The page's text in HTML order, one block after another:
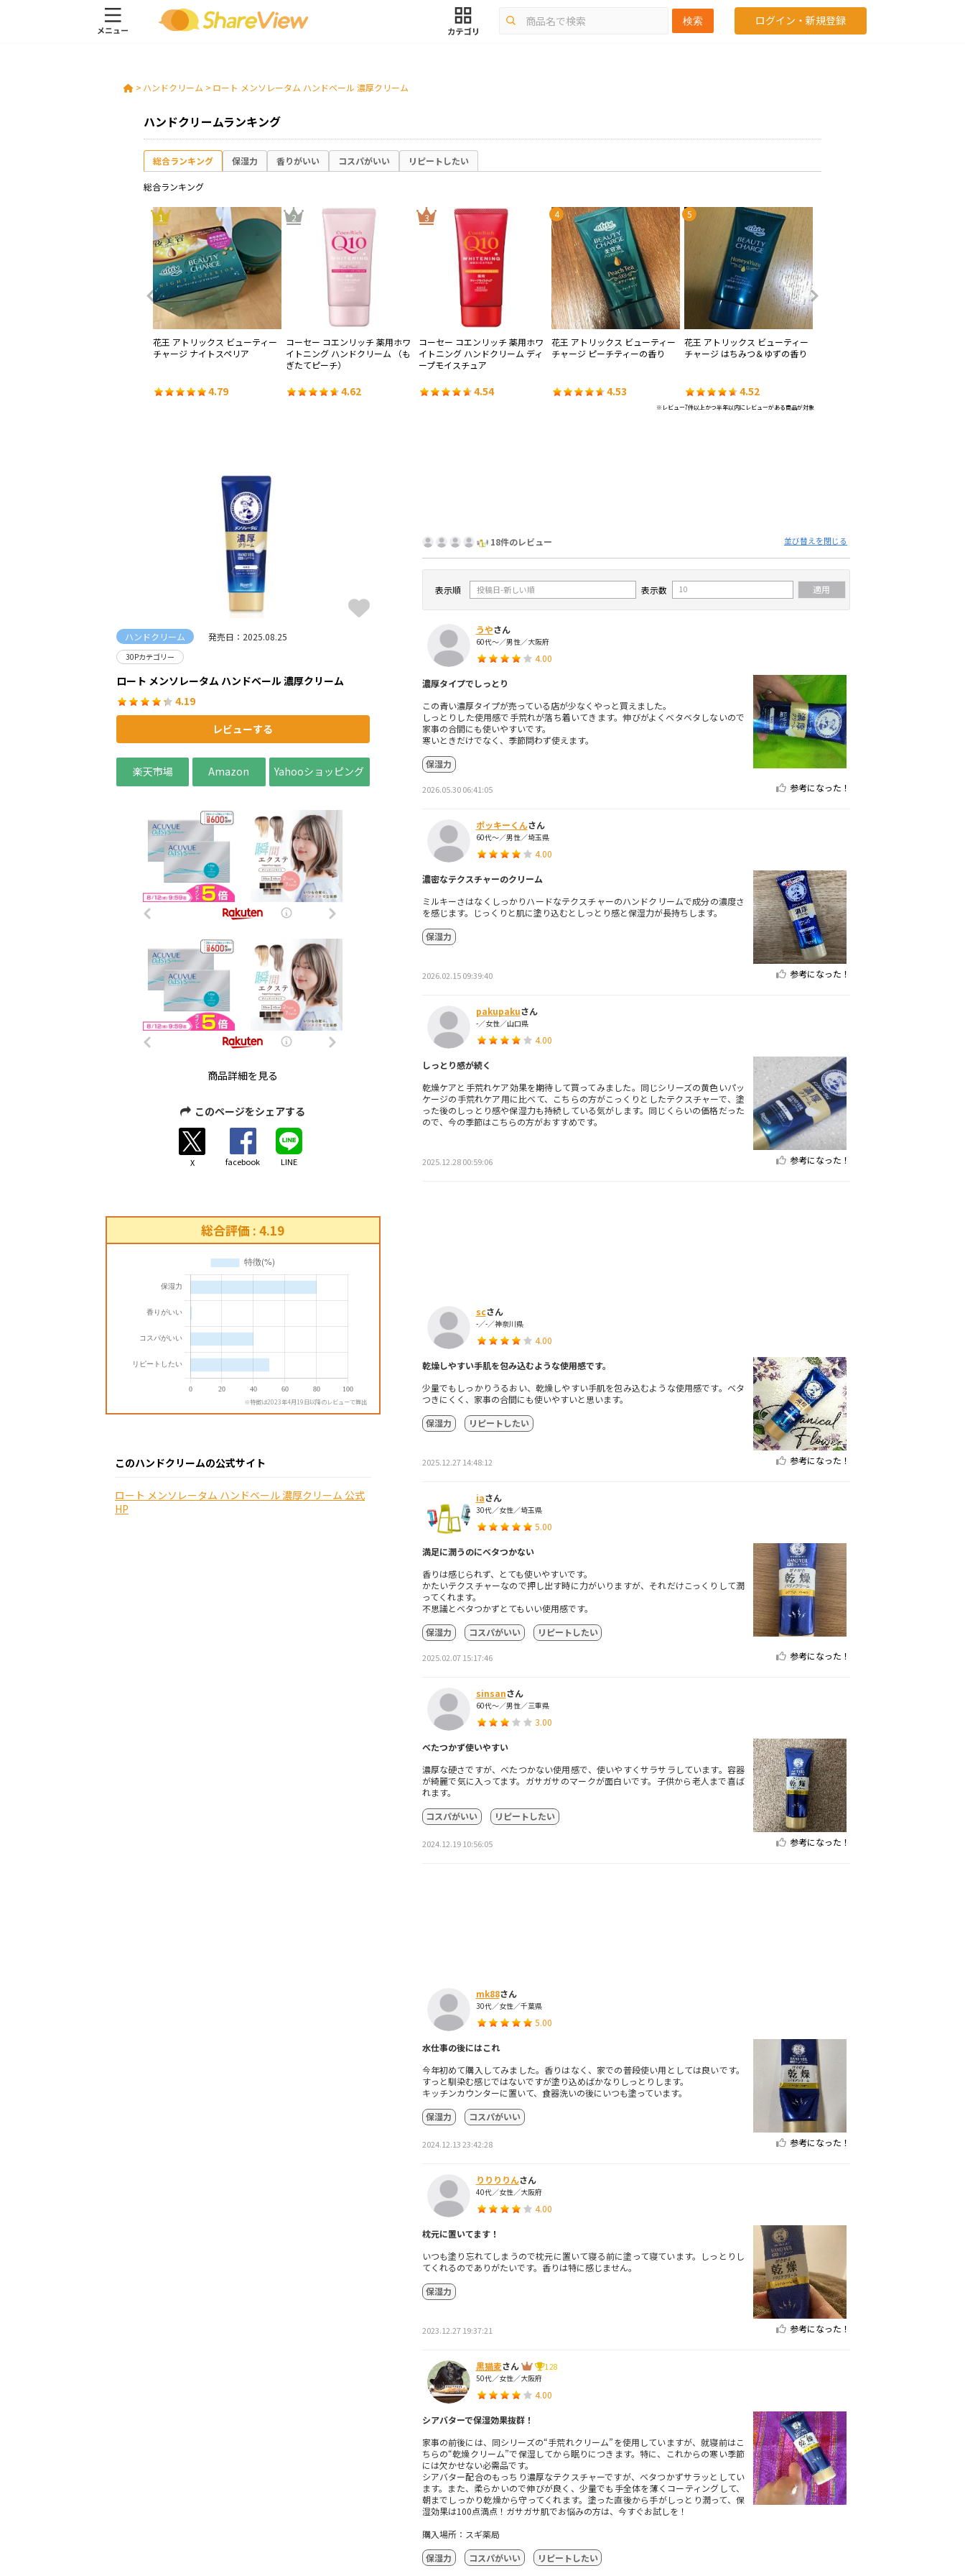
検索 ログイン・新規登録
> ハンドクリーム > ロート メンソレータム ハンドベール 濃厚クリーム
ハンドクリームランキング
総合ランキング 保湿力 香りがいい コスパがいい リピートしたい
総合ランキング
1
花王 アトリックス ビューティー
チャージ ナイトスペリア
4.79
2
コーセー コエンリッチ 薬用ホワ
イトニング ハンドクリーム （も
ぎたてピーチ）
4.62
3
コーセー コエンリッチ 薬用ホワ
イトニング ハンドクリーム ディ
ープモイスチュア
4.54
4
花王 アトリックス ビューティー
チャージ ピーチティーの香り
4.53
5
花王 アトリックス ビューティー
チャージ はちみつ＆ゆずの香り
4.52
※レビュー7件以上かつ半年以内にレビューがある商品が対象
ハンドクリーム 発売日：2025.08.25
30Pカテゴリー
ロート メンソレータム ハンドベール 濃厚クリーム
4.19
レビューする
楽天市場 Amazon Yahooショッピング
商品詳細を見る
18件のレビュー 並び替えを閉じる
表示順 表示数
うやさん
60代～／男性／大阪府
4.00
濃厚タイプでしっとり
この青い濃厚タイプが売っている店が少なくやっと買えました。
しっとりした使用感で手荒れが落ち着いてきます。伸びがよくベタベタしないので
家事の合間にも使いやすいです。
寒いときだけでなく、季節問わず使えます。
保湿力
2026.05.30 06:41:05 参考になった！
ポッキーくんさん
60代～／男性／埼玉県
4.00
濃密なテクスチャーのクリーム
ミルキーさはなくしっかりハードなテクスチャーのハンドクリームで成分の濃度さ
を感じます。じっくりと肌に塗り込むとしっとり感と保湿力が長持ちします。
保湿力
2026.02.15 09:39:40 参考になった！
pakupakuさん
-／女性／山口県
4.00
しっとり感が続く
乾燥ケアと手荒れケア効果を期待して買ってみました。同じシリーズの黄色いパッ
ケージの手荒れケア用に比べて、こちらの方がこっくりとしたテクスチャーで、塗
った後のしっとり感や保湿力も持続している気がします。同じくらいの価格だった
ので、今の季節はこちらの方がおすすめです。
2025.12.28 00:59:06 参考になった！
scさん
-／-／神奈川県
4.00
乾燥しやすい手肌を包み込むような使用感です。
少量でもしっかりうるおい、乾燥しやすい手肌を包み込むような使用感です。ベタ
つきにくく、家事の合間にも使いやすいと思います。
保湿力
リピートしたい
2025.12.27 14:48:12 参考になった！
iaさん
30代／女性／埼玉県
5.00
満足に潤うのにベタつかない
香りは感じられず、とても使いやすいです。
かたいテクスチャーなので押し出す時に力がいりますが、それだけこっくりして潤
ってくれます。
不思議とベタつかずとてもいい使用感です。
保湿力
コスパがいい リピートしたい
2025.02.07 15:17:46 参考になった！
sinsanさん
60代～／男性／三重県
3.00
べたつかず使いやすい
濃厚な硬さですが、べたつかない使用感で、使いやすくサラサラしています。容器
が綺麗で気に入ってます。ガサガサのマークが面白いです。子供から老人まで喜ば
れます。
コスパがいい
リピートしたい
2024.12.19 10:56:05 参考になった！
mk88さん
30代／女性／千葉県
5.00
水仕事の後にはこれ
今年初めて購入してみました。香りはなく、家での普段使い用としては良いです。
すっと馴染む感じではないですが塗り込めばかなりしっとりします。
キッチンカウンターに置いて、食器洗いの後にいつも塗っています。
保湿力
コスパがいい
2024.12.13 23:42:28 参考になった！
りりりりんさん
40代／女性／大阪府
4.00
枕元に置いてます！
いつも塗り忘れてしまうので枕元に置いて寝る前に塗って寝ています。しっとりし
てくれるのでありがたいです。香りは特に感じません。
保湿力
2023.12.27 19:37:21 参考になった！
黒猫麦さん
128
50代／女性／大阪府
4.00
シアバターで保湿効果抜群！
家事の前後には、同シリーズの“手荒れクリーム”を使用していますが、就寝前はこ
ちらの“乾燥クリーム”で保湿してから眠りにつきます。特に、これからの寒い季節
には欠かせない必需品です。
シアバター配合のもっちり濃厚なテクスチャーですが、ベタつかずサラッとしてい
ます。また、柔らかいので伸びが良く、少量でも手全体を薄くコーティングして、
朝までしっかり乾燥から守ってくれます。塗った直後から手がしっとり潤って、保
湿効果は100点満点！ガサガサ肌でお悩みの方は、今すぐお試しを！
購入場所：スギ薬局
保湿力
コスパがいい
リピートしたい
このページをシェアする
X facebook LINE
総合評価 : 4.19
※特徴は2023年4月19日以降のレビューで算出
このハンドクリームの公式サイト
ロート メンソレータム ハンドベール 濃厚クリーム 公式
HP